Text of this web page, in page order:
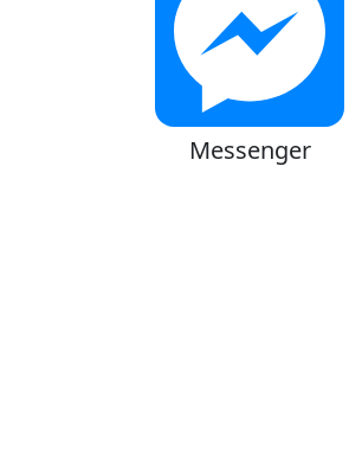
Messenger